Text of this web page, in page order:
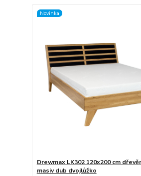
Novinka
Drewmax LK302 120x200 cm
masiv dub dvojlůžko